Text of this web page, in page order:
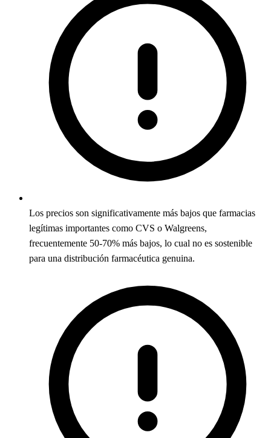
Los precios son significativamente más bajos que farmacias
legítimas importantes como CVS o Walgreens,
frecuentemente 50-70% más bajos, lo cual no es sostenible
para una distribución farmacéutica genuina.